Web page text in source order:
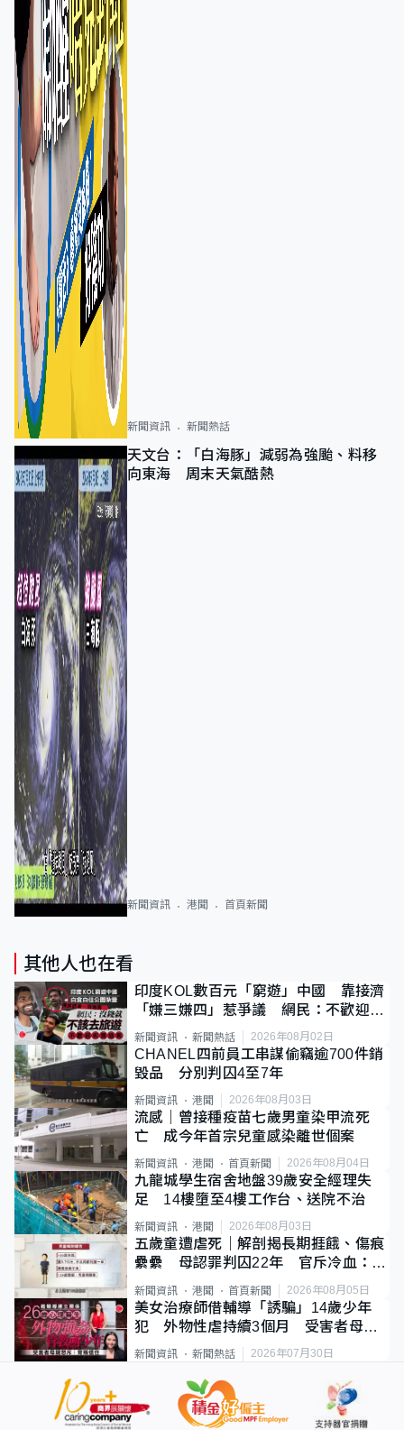
新聞資訊 新聞熱話
天文台：「白海豚」減弱為強颱、料移
向東海 周末天氣酷熱
新聞資訊 港聞 首頁新聞
其他人也在看
印度KOL數百元「窮遊」中國 靠接濟
「嫌三嫌四」惹爭議 網民：不歡迎劣
質旅客
新聞資訊 新聞熱話 2026年08月02日
CHANEL四前員工串謀偷竊逾700件銷
毀品 分別判囚4至7年
新聞資訊 港聞 2026年08月03日
流感｜曾接種疫苗七歲男童染甲流死
亡 成今年首宗兒童感染離世個案
新聞資訊 港聞 首頁新聞 2026年08月04日
九龍城學生宿舍地盤39歲安全經理失
足 14樓墮至4樓工作台、送院不治
新聞資訊 港聞 2026年08月03日
五歲童遭虐死｜解剖揭長期捱餓、傷痕
纍纍 母認罪判囚22年 官斥冷血：同
類案最惡劣
新聞資訊 港聞 首頁新聞 2026年08月05日
美女治療師借輔導「誘騙」14歲少年
犯 外物性虐持續3個月 受害者母：
要保護其他人
新聞資訊 新聞熱話 2026年07月30日